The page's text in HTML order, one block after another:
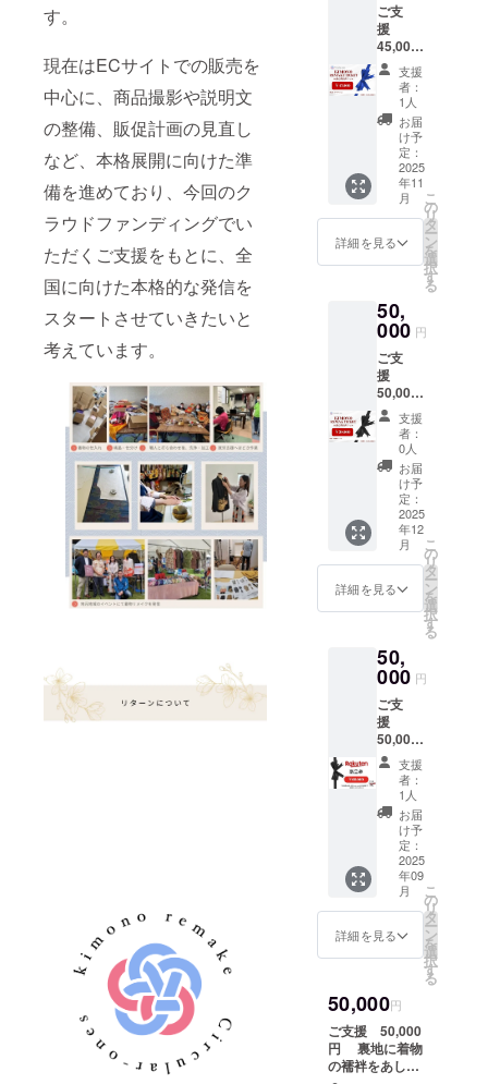
す。
現在はECサイトでの販売を
中心に、商品撮影や説明文
の整備、販促計画の見直し
など、本格展開に向けた準
備を進めており、今回のク
ラウドファンディングでい
ただくご支援をもとに、全
国に向けた本格的な発信を
スタートさせていきたいと
考えています。
LINEや
メール
等で複
数の生
地候補
を写真
でご提
案いた
しま
す。 ・
ご希望
を伺っ
た上
で、一
緒に
ぴった
枚を選
びま
しょ
う。 ・
ご希望
がない
場合
は、こ
ちらで
おすす
めをセ
レクト
させて
いただ
きま
す。 ■
お手持
ただい
てのリ
メイク
も承っ
ており
ます。
思い出
の詰
まった
着物
や、タ
ンスに
眠って
いる着
物を、
新しい
カタチ
状態や
素材に
よって
は加工
が難し
キュ
ラーワ
ンズ」
楽天店
舗での
みご使
用いた
だけま
す。 ・
クーポ
ンのご
利用は1
回限り
です。
・クー
ポン金
品金額
を上
回った
場合、
差額の
返金は
できま
せん。
・クー
ポン金
額が商
品金額
を下回
る場
合、差
額はお
客様の
ご負担
となり
・有効
期限が
ござい
ますの
で、期
限内に
ご利用
くださ
い。 ■
よくあ
るご質
問 Q.
クーポ
ンはい
つ届き
ます
か？ A.
メール
キャン
プファ
イヤー
さい。
【選べ
る2つの
制作ス
タイ
ル】
本リ
ターン
では、
以下の2
つの方
法から
アイテ
ムをお
選びい
ただけ
1.
オー
ダーメ
イドリ
メイク
2. 楽
天掲載
商品か
ら選択
当
社の楽
ショッ
プにて
販売し
ている
人気ア
イテム
から、
ンをお
選びい
ただく
こ
と
も可能
です。
【サイ
ズにつ
いて】
・サイ
ズ展開
は、楽
天ペー
ジにて
各商品
のサイ
ズ表を
ご確認
けま
す。 ・
基本サ
イズ
（S〜
ンをご
選択い
ただい
た方に
は、
ご支援
後に専
用の
クーポ
ンコー
ドを
メール
等にて
しま
す。 ・
「サー
キュ
ラーワ
ンズ」
の楽天
市場商
品ペー
ジにて
ご希望
の商品
をお選
びいた
だき、
決済時
にクー
ポン
コード
をご入
力くだ
■ 注意
事項：
・クー
ポンは
「サー
キュ
ラーワ
ンズ」
楽天店
舗での
みご使
用いた
だけま
す。 ・
クーポ
ンのご
利用は1
回限り
です。
ポン金
額が商
品金額
を上
回った
な色合
いがい
い」
「和柄
が好
き」
「無地
がい
い」な
どのご
要望が
あれ
ひお聞
かせ 下
に近い
生地を
ご提案
させて
いただ
きます
が、着
物地は
すべて
一点物
のた
め、在
庫に限
りがご
ざいま
の際は
代替の
をさせ
ていた
だく場
合がご
ざいま
すの
で、あ
らかじ
めご了
承くだ
さい。
【選べ
る2つの
制作ス
タイ
ル】
本リ
ターン
では、
つの方
法から
アイテ
ムをお
選びい
ン利用
対象店
舗：楽
天市場
「サー
キュ
ラーワ
ンズ」
■ クー
ポン内
容：ご
額
20,000
える
24,000
円分
クーポ
ン ※実
際の
クーポ
ン金額
や割合
は、リ
ターン
ごとに
明記い
たしま
す。 ■
ン利用
方法：
として
クーポ
ンをご
選択い
ただい
た方に
は、
ご支援
後に専
用の
クーポ
ンコー
ドを
メール
等にて
しま
す。 ・
「サー
キュ
ラーワ
ンズ」
の楽天
ピース
（着物
地を贅
沢に使
用した
主役級
の一
着） ・
サロ
ペット
（カ
ジュア
ルなが
ら個性
テム）
■リメイ
クに使
用する
着物生
地は当
社が保
有する
一点物
の着物
地から
お選び
いただ
きま
す。
な色合
いがい
が好
き」
「無地
がい
い」な
どのご
要望が
あれ
ば、ぜ
ひお聞
かせ下
さい。
ご希望
に近い
生地を
させて
いただ
物地は
すべて
一点物
のた
め、在
このた
びご支
援いた
だいた
皆さま
には、
当店
「サー
キュ
ラーワ
ンズ」
の楽天
市場店
でご利
クーポ
ン券を
ご用意
してお
りま
す。 ご
支援金
額に応
じて、
楽天店
舗での
商品購
入時に
ご利用
いただ
ける
クーポ
しま
す。 ■
クーポ
ン利用
対象店
舗：楽
天市場
「サー
キュ
ラーワ
ンズ」
■ クー
ポン内
容：ご
額
30,000
える
36,000
円分
クーポ
ン ※実
ご支
援
45,000
円 世
界にひ
とつ
の、着
物地で
仕立て
るオー
ダーメ
イドド
レス 上
質な着
物の色
柄や風
活か
し、和
の美し
さと洋
のエレ
ガンス
が融合
した特
別 なド
レスを
お届け
しま
す。 ■
オー
ダー内
容の詳
細 ご支
望を伺
いなが
ら以
下、内
容をカ
スタマ
イズし
て お仕
立てい
たしま
す。 ・
ドレス
のシル
エット
（Aライ
ン、マ
キシ
・袖の
長さ、
スカー
ト部分
のボ
支援
者：
1人
お届
け予
定：
2025
年11
月
詳細を見る
こ
の
リ
タ
ー
ン
を
選
択
す
る
50,
000 円
ご支
援
50,000
円 裏
地に着
物の襦
袢をあ
しらっ
た、世
界にひ
とつの
オー
ダー
ジャ
ケット
表地に
質なメ
イドイ
ンジャ
パンの
スーツ
生地を
使用。
裏地に
は、柄
の美し
い着物
の襦袢
を組み
合わ
せ、和
と洋の
感性が
立てい
す。 ■
オー
ダー内
支援
者：
0人
お届
け予
定：
2025
年12
月
詳細を見る
こ
の
リ
タ
ー
ン
を
選
択
す
る
50,
000 円
ご支
援
50,000
円円 楽
天で使
えるお
得な商
品券を
リター
ンとし
てご提
供させ
て頂き
ます。
【楽天
クーポ
用に関
するご
案内】
このた
びご支
支援
者：
1人
お届
け予
定：
2025
年09
月
詳細を見る
こ
の
リ
タ
ー
ン
を
選
択
す
る
50,000円
ご支援 50,000
円 裏地に着物
の襦袢をあし